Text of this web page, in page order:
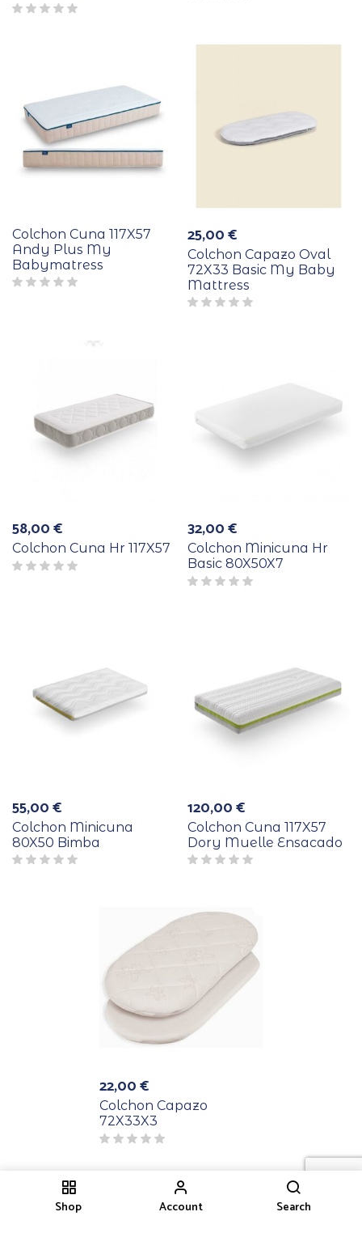
Shop Account Search
Colchon Cuna 117X57
Andy Plus My
Babymatress
25,00€
Colchon Capazo Oval
72X33 Basic My Baby
Mattress
58,00€
Colchon Cuna Hr 117X57
32,00€
Colchon Minicuna Hr
Basic 80X50X7
55,00€
Colchon Minicuna
80X50 Bimba
120,00€
Colchon Cuna 117X57
Dory Muelle Ensacado
22,00€
Colchon Capazo
72X33X3